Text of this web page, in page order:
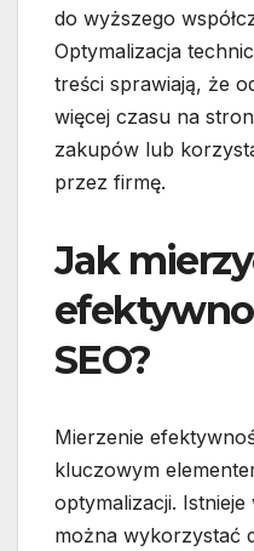
do wyższego
Optymalizacja
treści sprawiają, że
więcej czasu na
zakupów lub
przez firmę.
Jak
SEO?
Mierzenie
kluczowym
optymalizacji.
można wykorzystać